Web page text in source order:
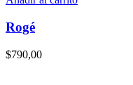
Rogé
$790,00